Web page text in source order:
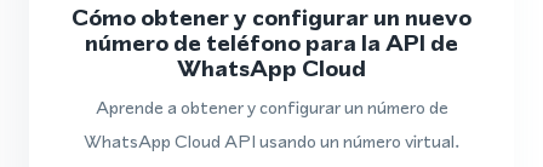
Cómo obtener y configurar un nuevo
número de teléfono para la API de
WhatsApp Cloud
Aprende a obtener y configurar un número de
WhatsApp Cloud API usando un número virtual.